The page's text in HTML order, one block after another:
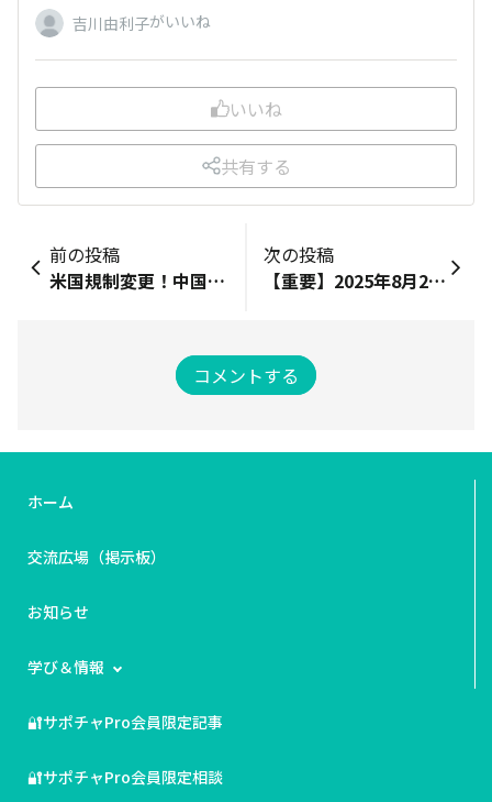
吉川由利子がいいね
いいね
共有する
前の投稿
米国規制変更！中国/香港産製品に10%の追加関税適用へ？
次の投稿
【重要】2025年8月25日 郵便局がアメリカ向け発送停止
コメントする
ホーム
交流広場（掲示板）
お知らせ
学び＆情報
🔐サポチャPro会員限定記事
🔐サポチャPro会員限定相談